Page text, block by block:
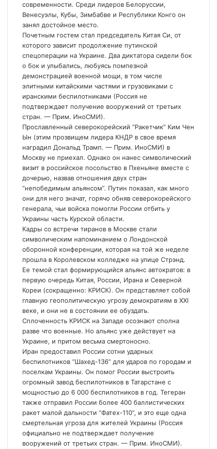
современности. Среди лидеров Белоруссии,
Венесуэлы, Кубы, Зимбабве и Республики Конго он
занял достойное место.
Почетным гостем стал председатель Китая Си, от
которого зависит продолжение путинской
спецоперации на Украине. Два диктатора сидели бок
о бок и улыбались, любуясь помпезной
демонстрацией военной мощи, в том числе
элитными китайскими частями и грузовиками с
иранскими беспилотниками (Россия не
подтверждает получение вооружений от третьих
стран. — Прим. ИноСМИ).
Прославленный северокорейский “Ракетчик” Ким Чен
Ын (этим прозвищем лидера КНДР в свое время
наградил Дональд Трамп. — Прим. ИноСМИ) в
Москву не приехал. Однако он нанес символический
визит в российское посольство в Пхеньяне вместе с
дочерью, назвав отношения двух стран
“непобедимым альянсом”. Путин показал, как много
они для него значат, горячо обняв северокорейского
генерала, чьи войска помогли России отбить у
Украины часть Курской области.
Кадры со встречи тиранов в Москве стали
символическим напоминанием о Лондонской
оборонной конференции, которая на той же неделе
прошла в Королевском колледже на улице Стрэнд.
Ее темой стал формирующийся альянс автократов: в
первую очередь Китая, России, Ирана и Северной
Кореи (сокращенно: КРИСК). Он представляет собой
главную геополитическую угрозу демократиям в XXI
веке, и они не в состоянии ее обуздать.
Сплоченность КРИСК на Западе осознают сполна
разве что военные. Но альянс уже действует на
Украине, и притом весьма смертоносно.
Иран предоставил России сотни ударных
беспилотников “Шахед-136” для ударов по городам и
поселкам Украины. Он помог России выстроить
огромный завод беспилотников в Татарстане с
мощностью до 6 000 беспилотников в год. Тегеран
также отправил России более 400 баллистических
ракет малой дальности “Фатех-110”, и это еще одна
смертельная угроза для жителей Украины (Россия
официально не подтверждает получение
вооружений от третьих стран. — Прим. ИноСМИ).